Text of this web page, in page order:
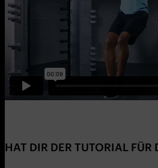
HAT DIR DER TUTORIAL